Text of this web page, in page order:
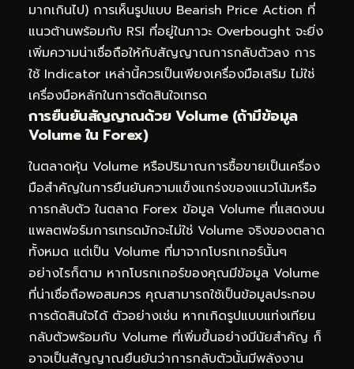
มากเกินไป) การเห็นรูปแบบ Bearish Price Action ที่
แนวต้านพร้อมกับ RSI ที่อยู่ในภาวะ Overbought จะยิ่ง
เพิ่มความน่าเชื่อถือให้กับสัญญาณการกลับตัวลง การ
ใช้ Indicator เหล่านี้ควรเป็นเพียงเครื่องมือเสริม ไม่ใช่
เครื่องมือหลักในการตัดสินใจเทรด
การยืนยันสัญญาณด้วย Volume (ถ้ามีข้อมูล
Volume ใน Forex)
ในตลาดหุ้น Volume หรือปริมาณการซื้อขายเป็นเครื่อง
มือสำคัญในการยืนยันความแข็งแกร่งของแนวโน้มหรือ
การกลับตัว ในตลาด Forex ข้อมูล Volume ที่แสดงบน
แพลตฟอร์มการเทรดมักจะไม่ใช่ Volume จริงของตลาด
ทั้งหมด แต่เป็น Volume ที่มาจากโบรกเกอร์นั้นๆ
อย่างไรก็ตาม หากโบรกเกอร์ของคุณมีข้อมูล Volume
ที่น่าเชื่อถือพอสมควร คุณสามารถใช้เป็นข้อมูลประกอบ
การตัดสินใจได้ ตัวอย่างเช่น หากเกิดรูปแบบแท่งเทียน
กลับตัวพร้อมกับ Volume ที่เพิ่มขึ้นอย่างมีนัยสำคัญ ก็
อาจเป็นสัญญาณยืนยันว่าการกลับตัวนั้นมีพลังงาน